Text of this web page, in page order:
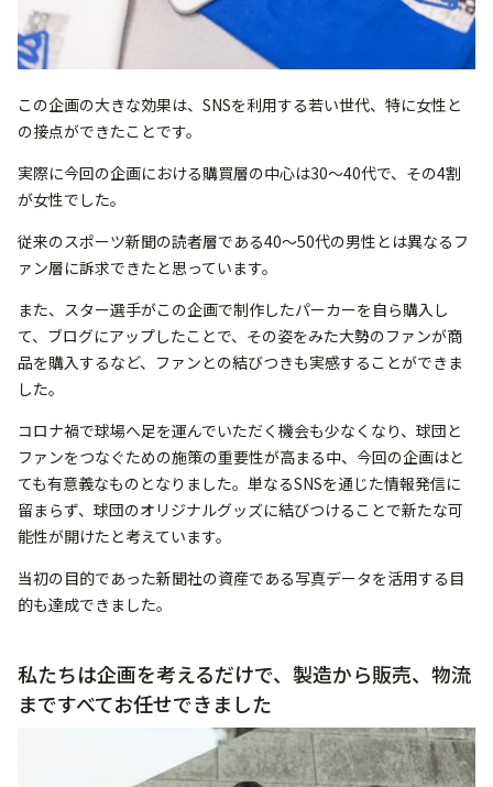
この企画の大きな効果は、SNSを利用する若い世代、特に女性と
の接点ができたことです。
実際に今回の企画における購買層の中心は30～40代で、その4割
が女性でした。
従来のスポーツ新聞の読者層である40～50代の男性とは異なるフ
ァン層に訴求できたと思っています。
また、スター選手がこの企画で制作したパーカーを自ら購入し
て、ブログにアップしたことで、その姿をみた大勢のファンが商
品を購入するなど、ファンとの結びつきも実感することができま
した。
コロナ禍で球場へ足を運んでいただく機会も少なくなり、球団と
ファンをつなぐための施策の重要性が高まる中、今回の企画はと
ても有意義なものとなりました。単なるSNSを通じた情報発信に
留まらず、球団のオリジナルグッズに結びつけることで新たな可
能性が開けたと考えています。
当初の目的であった新聞社の資産である写真データを活用する目
的も達成できました。
私たちは企画を考えるだけで、製造から販売、物流
まですべてお任せできました